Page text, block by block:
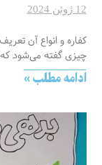
12 ژوئن 2024
کفاره و انواع آن
چیزی گفته می‌شود که
ادامه مطلب »